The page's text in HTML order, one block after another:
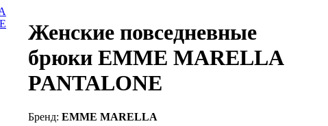
Женские повседневные
брюки EMME MARELLA
PANTALONE
EMME MARELLA